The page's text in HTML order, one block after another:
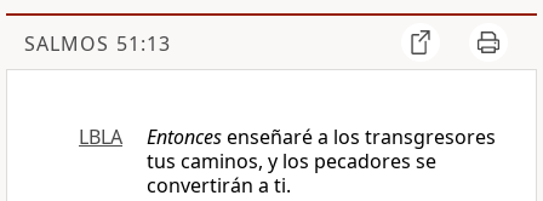
SALMOS 51:13
LBLA Entoncesenseñaré a los transgresores
tus caminos, y los pecadores se
convertirán a ti.